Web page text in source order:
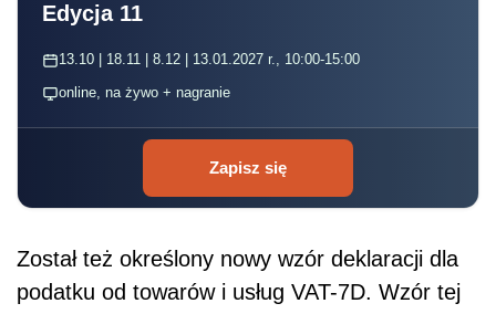
Edycja 11
13.10 | 18.11 | 8.12 | 13.01.2027 r., 10:00-15:00
online, na żywo + nagranie
Zapisz się
Został też określony nowy wzór deklaracji dla
podatku od towarów i usług VAT-7D. Wzór tej